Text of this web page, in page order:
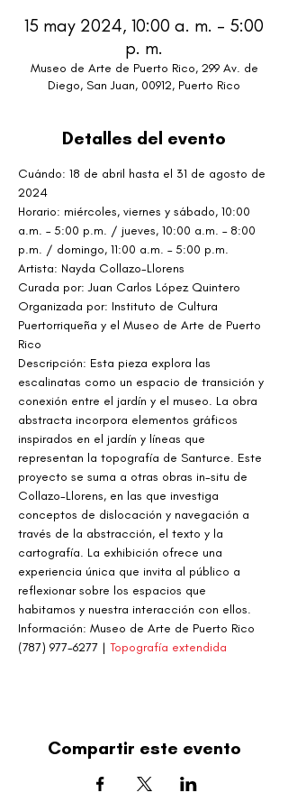
15 may 2024, 10:00 a. m. – 5:00
p. m.
Museo de Arte de Puerto Rico, 299 Av. de
Diego, San Juan, 00912, Puerto Rico
Detalles del evento
Cuándo: 18 de abril hasta el 31 de agosto de
2024
Horario: miércoles, viernes y sábado, 10:00
a.m. – 5:00 p.m. / jueves, 10:00 a.m. – 8:00
p.m. / domingo, 11:00 a.m. – 5:00 p.m.
Artista: Nayda Collazo-Llorens
Curada por: Juan Carlos López Quintero
Organizada por: Instituto de Cultura
Puertorriqueña y el Museo de Arte de Puerto
Rico
Descripción: Esta pieza explora las
escalinatas como un espacio de transición y
conexión entre el jardín y el museo. La obra
abstracta incorpora elementos gráficos
inspirados en el jardín y líneas que
representan la topografía de Santurce. Este
proyecto se suma a otras obras in-situ de
Collazo-Llorens, en las que investiga
conceptos de dislocación y navegación a
través de la abstracción, el texto y la
cartografía. La exhibición ofrece una
experiencia única que invita al público a
reflexionar sobre los espacios que
habitamos y nuestra interacción con ellos.
Información: Museo de Arte de Puerto Rico
(787) 977-6277 | Topografía extendida
Compartir este evento